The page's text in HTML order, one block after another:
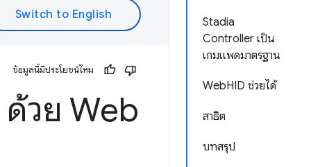
Stadia
Controller เป็น
เกมแพดมาตรฐาน
WebHID ช่วยได้
สาธิต
บทสรุป
ข้อมูลนี้มีประโยชน์ไหม
วย Web